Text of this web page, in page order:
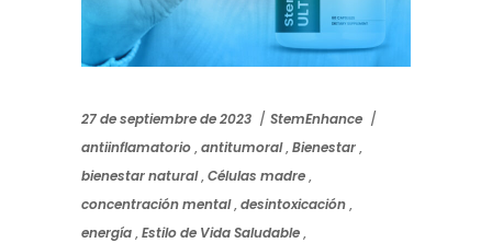
27 de septiembre de 2023
StemEnhance
antiinflamatorio,antitumoral,Bienestar,
bienestar natural,Células madre,
concentración mental,desintoxicación,
energía,Estilo de Vida Saludable,